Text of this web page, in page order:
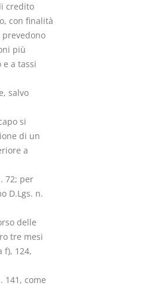
credito
con finalità
più
a tassi
salvo
si
di un
a
72; per
D.Lgs. n.
delle
tre mesi
f), 124,
141, come